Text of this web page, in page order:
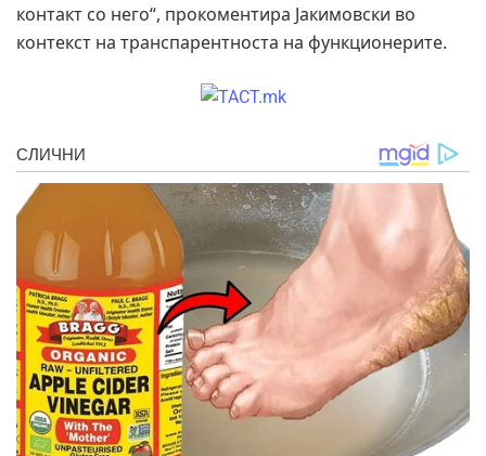
контакт со него“, прокоментира Јакимовски во
контекст на транспарентноста на функционерите.